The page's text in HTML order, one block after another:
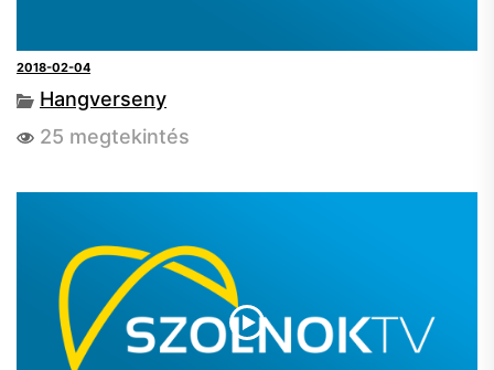
2018-02-04
Hangverseny
25 megtekintés